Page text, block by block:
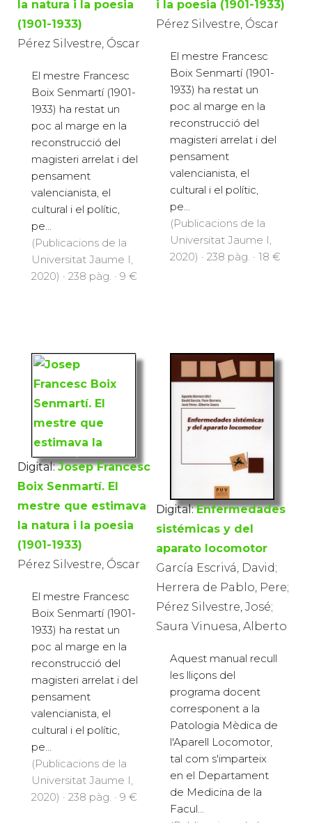
la natura i la poesia
(1901-1933)
Pérez Silvestre, Óscar
El mestre Francesc
Boix Senmartí (1901-
1933) ha restat un
poc al marge en la
reconstrucció del
magisteri arrelat i del
pensament
valencianista, el
cultural i el polític,
pe...
(Publicacions de la
Universitat Jaume I,
2020) · 238 pàg. · 9 €
i la poesia (1901-1933)
Pérez Silvestre, Óscar
El mestre Francesc
Boix Senmartí (1901-
1933) ha restat un
poc al marge en la
reconstrucció del
magisteri arrelat i del
pensament
valencianista, el
cultural i el polític,
pe...
(Publicacions de la
Universitat Jaume I,
2020) · 238 pàg. · 18 €
Digital: Josep Francesc
Boix Senmartí. El
mestre que estimava
la natura i la poesia
(1901-1933)
Pérez Silvestre, Óscar
El mestre Francesc
Boix Senmartí (1901-
1933) ha restat un
poc al marge en la
reconstrucció del
magisteri arrelat i del
pensament
valencianista, el
cultural i el polític,
pe...
(Publicacions de la
Universitat Jaume I,
2020) · 238 pàg. · 9 €
Digital: Enfermedades
sistémicas y del
aparato locomotor
García Escrivá, David;
Herrera de Pablo, Pere;
Pérez Silvestre, José;
Saura Vinuesa, Alberto
Aquest manual recull
les lliçons del
programa docent
corresponent a la
Patologia Mèdica de
l'Aparell Locomotor,
tal com s'imparteix
en el Departament
de Medicina de la
Facul...